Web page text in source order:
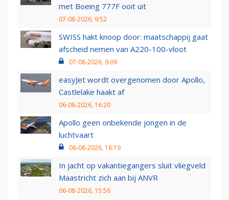
met Boeing 777F ooit uit
07-08-2026, 9:52
SWISS hakt knoop door: maatschappij gaat
afscheid nemen van A220-100-vloot
07-08-2026, 9:09
easyJet wordt overgenomen door Apollo,
Castlelake haakt af
06-08-2026, 16:20
Apollo geen onbekende jongen in de
luchtvaart
06-08-2026, 16:19
In jacht op vakantiegangers sluit vliegveld
Maastricht zich aan bij ANVR
06-08-2026, 15:56